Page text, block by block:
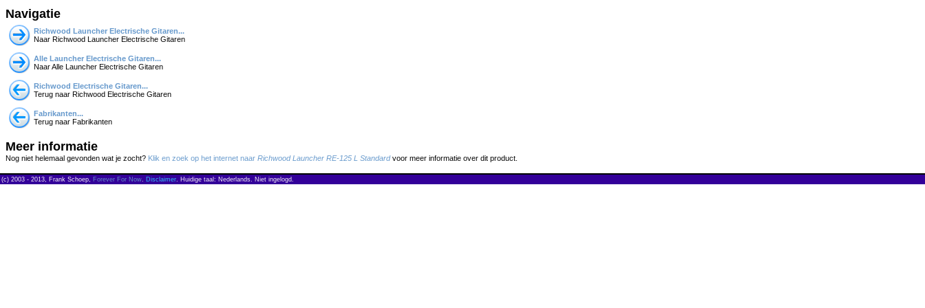
Navigatie
Richwood Launcher Electrische Gitaren...
Naar Richwood Launcher Electrische Gitaren
Alle Launcher Electrische Gitaren...
Naar Alle Launcher Electrische Gitaren
Richwood Electrische Gitaren...
Terug naar Richwood Electrische Gitaren
Fabrikanten...
Terug naar Fabrikanten
Meer informatie
Nog niet helemaal gevonden wat je zocht? Klik en zoek op het internet naar Richwood Launcher RE-125 L Standardvoor meer informatie over dit product.
(c) 2003 - 2013, Frank Schoep, Forever For Now. Disclaimer. Huidige taal: Nederlands. Niet ingelogd.